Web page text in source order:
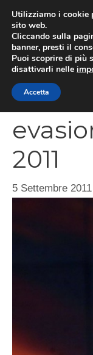
contenuto
2011
5 Settembre 2011
Utilizziamo i cookie
sito web.
Cliccando sulla
banner, presti il
Puoi scoprire di più
disattivarli nelle
Accetta